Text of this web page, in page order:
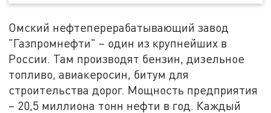
Омский нефтеперерабатывающий завод
"Газпромнефти" – один из крупнейших в
России. Там производят бензин, дизельное
топливо, авиакеросин, битум для
строительства дорог. Мощность предприятия
– 20,5 миллиона тонн нефти в год. Каждый